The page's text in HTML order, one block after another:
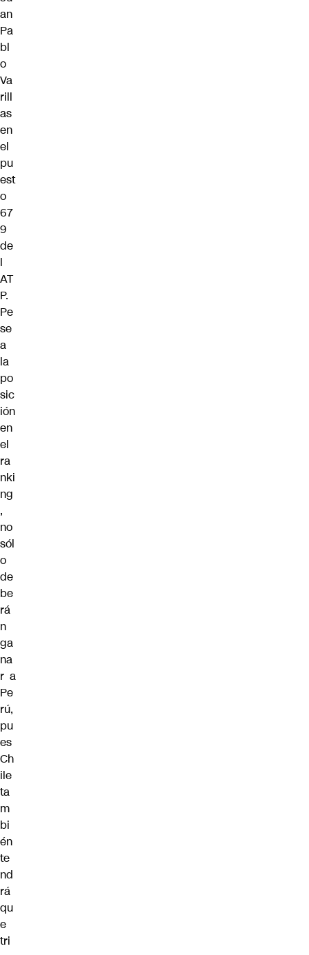
an
Pa
bl
o
Va
rill
as
en
el
pu
est
o
67
9
de
l
AT
P.
Pe
se
a
la
po
sic
ión
en
el
ra
nki
ng
,
no
sól
o
de
be
rá
n
ga
na
r a
Pe
rú,
pu
es
Ch
ile
ta
m
bi
én
te
nd
rá
qu
e
tri